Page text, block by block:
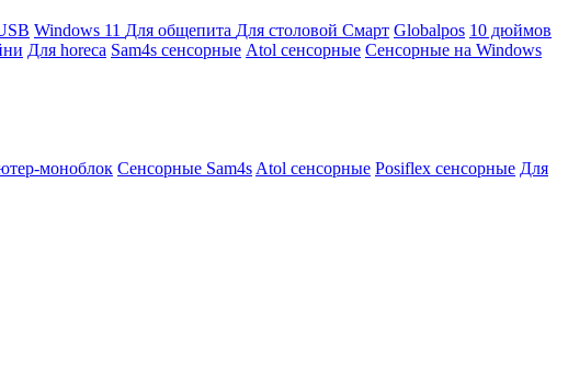
Windows 11 Для общепита Для столовой Смарт Globalpos 10 дюймов
Для horeca Sam4s сенсорные Atol сенсорные Сенсорные на Windows
моноблок Сенсорные Sam4s Atol сенсорные Posiflex сенсорные Для